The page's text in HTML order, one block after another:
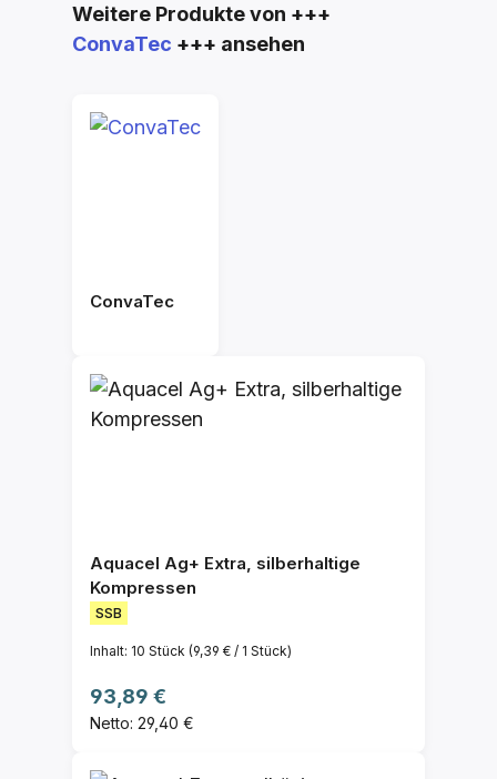
Produktgalerie überspringen
Weitere Produkte von +++
ConvaTec +++ ansehen
ConvaTec
Aquacel Ag+ Extra, silberhaltige
Kompressen
SSB
Inhalt: 10 Stück (9,39 € / 1 Stück)
Regulärer Preis:
93,89 €
Netto: 29,40 €